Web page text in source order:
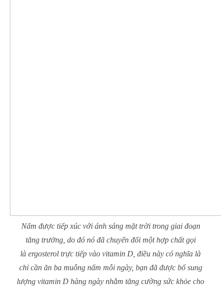
Nấm được tiếp xúc với ánh sáng mặt trời trong giai đoạn
tăng trưởng, do đó nó đã chuyển đổi một hợp chất gọi
là ergosterol trực tiếp vào vitamin D, điều này có nghĩa là
chỉ cần ăn ba muỗng nấm mỗi ngày, bạn đã được bổ sung
lượng vitamin D hàng ngày nhằm tăng cường sức khỏe cho